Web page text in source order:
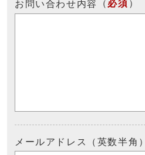
お問い合わせ内容 （ 必須 ）
メールアドレス（英数半角）